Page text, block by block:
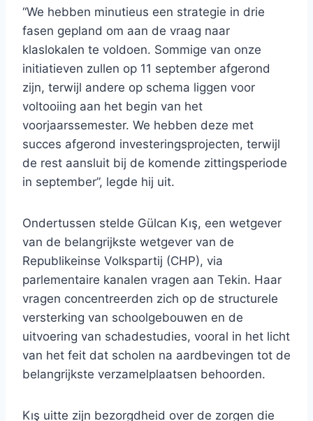
“We hebben minutieus een strategie in drie
fasen gepland om aan de vraag naar
klaslokalen te voldoen. Sommige van onze
initiatieven zullen op 11 september afgerond
zijn, terwijl andere op schema liggen voor
voltooiing aan het begin van het
voorjaarssemester. We hebben deze met
succes afgerond investeringsprojecten, terwijl
de rest aansluit bij de komende zittingsperiode
in september”, legde hij uit.
Ondertussen stelde Gülcan Kış, een wetgever
van de belangrijkste wetgever van de
Republikeinse Volkspartij (CHP), via
parlementaire kanalen vragen aan Tekin. Haar
vragen concentreerden zich op de structurele
versterking van schoolgebouwen en de
uitvoering van schadestudies, vooral in het licht
van het feit dat scholen na aardbevingen tot de
belangrijkste verzamelplaatsen behoorden.
Kış uitte zijn bezorgdheid over de zorgen die